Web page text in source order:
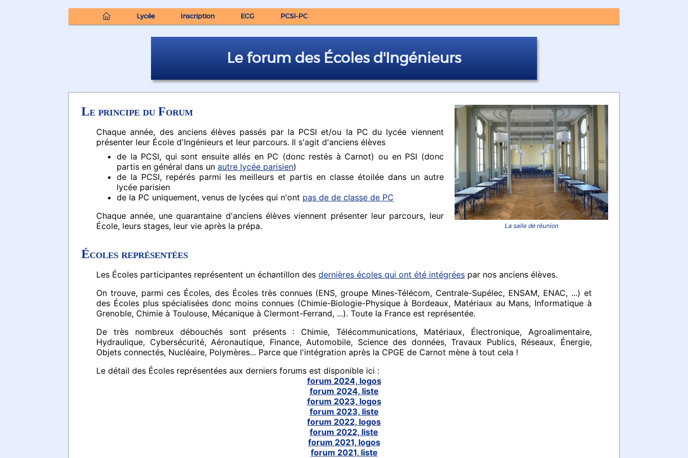
Lycée Inscription ECG PCSI-PC
Le forum des Écoles d'Ingénieurs
La salle de réunion
Le principe du Forum
Chaque année, des anciens élèves passés par la PCSI et/ou la PC du lycée viennent
présenter leur École d'Ingénieurs et leur parcours. Il s'agit d'anciens élèves
de la PCSI, qui sont ensuite allés en PC (donc restés à Carnot) ou en PSI (donc
partis en général dans unautre lycée parisien)
de la PCSI, repérés parmi les meilleurs et partis en classe étoilée dans un autre
lycée parisien
de la PC uniquement, venus de lycées qui n'ont pas de de classe de PC
Chaque année, une quarantaine d'anciens élèves viennent présenter leur parcours, leur
École, leurs stages, leur vie après la prépa.
Écoles représentées
Les Écoles participantes représentent un échantillon desdernières écoles qui ont été intégrées par nos anciens élèves.
On trouve, parmi ces Écoles, des Écoles très connues (ENS, groupe Mines-Télécom, Centrale-Supélec, ENSAM, ENAC, ...) et
des Écoles plus spécialisées donc moins connues (Chimie-Biologie-Physique à Bordeaux, Matériaux au Mans, Informatique à
Grenoble, Chimie à Toulouse, Mécanique à Clermont-Ferrand, ...). Toute la France est représentée.
De très nombreux débouchés sont présents : Chimie, Télécommunications, Matériaux, Électronique, Agroalimentaire,
Hydraulique, Cybersécurité, Aéronautique, Finance, Automobile, Science des données, Travaux Publics, Réseaux, Énergie,
Objets connectés, Nucléaire, Polymères... Parce que l'intégration après la CPGE de Carnot mène à tout cela !
Le détail des Écoles représentées aux derniers forums est disponible ici :
forum 2024, logos
forum 2024, liste
forum 2023, logos
forum 2023, liste
forum 2022, logos
forum 2022, liste
forum 2021, logos
forum 2021, liste